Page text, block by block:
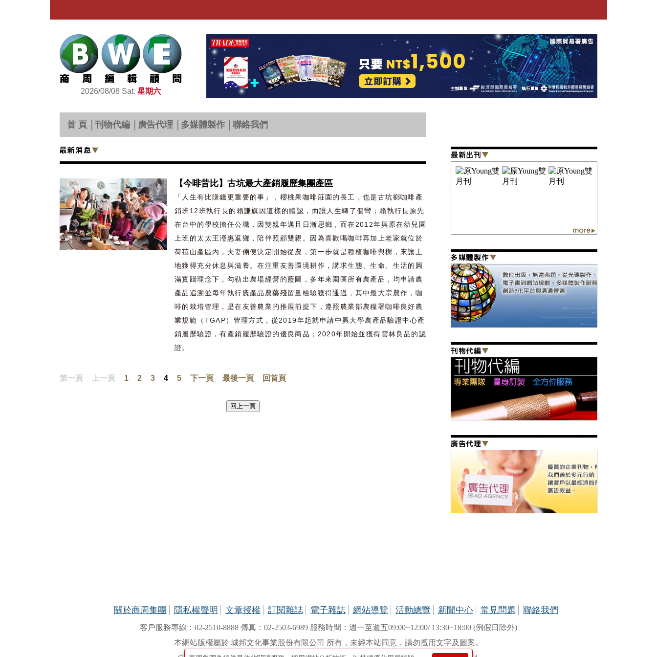
2026/08/08 Sat. 星期六
首 頁 刊物代編 廣告代理 多媒體製作 聯絡我們
【今啡昔比】古坑最大產銷履歷集團產區
「人生有比賺錢更重要的事」，櫻桃果咖啡莊園的長工，也是古坑鄉咖啡產
銷班12班執行長的賴謙旗因這樣的體認，而讓人生轉了個彎；賴執行長原先
在台中的學校擔任公職，因雙親年邁且日漸思鄉，而在2012年與原在幼兒園
上班的太太王瀅惠返鄉，陪伴照顧雙親。因為喜歡喝咖啡再加上老家就位於
荷苞山產區內，夫妻倆便決定開始從農，第一步就是種植咖啡與樹，來讓土
地獲得充分休息與滋養。在注重友善環境耕作，講求生態、生命、生活的圓
滿實踐理念下，勾勒出農場經營的藍圖，多年來園區所有農產品，均申請農
產品追溯並每年執行農產品農藥殘留量檢驗獲得通過，其中最大宗農作，咖
啡的栽培管理，是在友善農業的推展前提下，遵照農業部農糧署咖啡良好農
業規範（TGAP）管理方式，從2019年起就申請中興大學農產品驗證中心產
銷履歷驗證，有產銷履歷驗證的優良商品；2020年開始並獲得雲林良品的認
證。
第一頁 上一頁 1 2 3 4 5 下一頁 最後一頁 回首頁
關於商周集團 隱私權聲明 文章授權 訂閱雜誌 電子雜誌 網站導覽 活動總覽 新聞中心 常見問題 聯絡我們
客戶服務專線：02-2510-8888 傳真：02-2503-6989 服務時間：週一至週五09:00~12:00/ 13:30~18:00 (例假日除外)
本網站版權屬於 城邦文化事業股份有限公司 所有，未經本站同意，請勿擅用文字及圖案。